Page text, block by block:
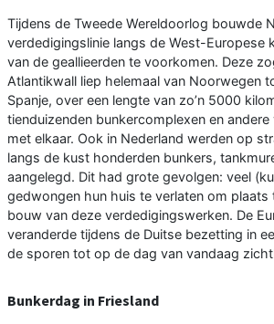
Tijdens de Tweede Wereldoorlog bouwde
verdedigingslinie langs de West-Europese
van de geallieerden te voorkomen. Deze
Atlantikwall liep helemaal van Noorwegen
Spanje, over een lengte van zo’n 5000
tienduizenden bunkercomplexen en
met elkaar. Ook in Nederland werden op
langs de kust honderden bunkers,
aangelegd. Dit had grote gevolgen: veel
gedwongen hun huis te verlaten om plaats
bouw van deze verdedigingswerken. De
veranderde tijdens de Duitse bezetting in
de sporen tot op de dag van vandaag
Bunkerdag in Friesland